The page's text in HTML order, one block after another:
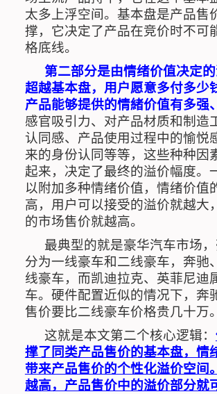
太多上浮空间。基本盘是产品售
撑，它决定了产品在竞价时不可
格底线。
第二部分是由情绪价值决定的
超越基本盘，用户愿意多付多少
产品能够提供的情緒价值有多强
感官吸引力、对产品材质和制造
认同感、产品使用过程中的愉悦
来的身份认同等等，这些种种因
起来，决定了最终的溢价幅度。
以附加多种情绪价值，情绪价值
高，用户可以接受的溢价就越大
的市场售价就越高。
最典型的就是豪华汽车市场
分为一线豪车和二线豪车，奔驰
线豪车，而凯迪拉克、英菲尼迪
车。硬件配置近似的情况下，奔
售价要比二线豪车价格贵几十万。
这就是本文第二个核心逻辑：
撑了同类产品售价的基本盘，情
带来产品售价的个性化溢价空间
越高，产品售价中的溢价部分就